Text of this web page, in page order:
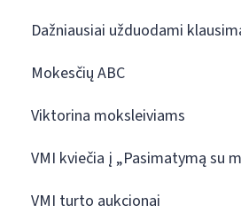
Dažniausiai užduodami
Mokesčių ABC
Viktorina moksleiviams
VMI kviečia į „Pasimatymą su
VMI turto aukcionai